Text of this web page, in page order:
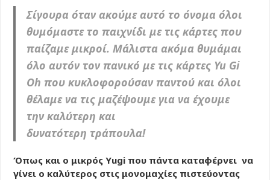
Σίγουρα όταν ακούμε αυτό το όνομα όλοι
θυμόμαστε το παιχνίδι με τις κάρτες που
παίζαμε μικροί. Μάλιστα ακόμα θυμάμαι
όλο αυτόν τον πανικό με τις κάρτες Yu Gi
Oh που κυκλοφορούσαν παντού και όλοι
θέλαμε να τις μαζέψουμε για να έχουμε
την καλύτερη και
δυνατότερη τράπουλα!
Όπως και ο μικρός Yugi που πάντα καταφέρνει να
γίνει ο καλύτερος στις μονομαχίες πιστεύοντας